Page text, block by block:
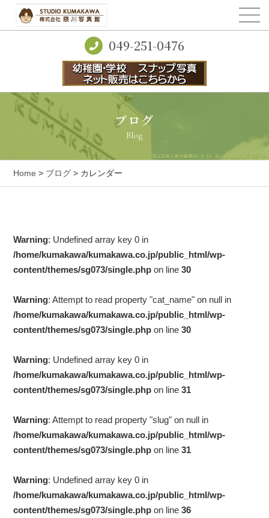
049-251-0476
ブログ
Blog
Home > ブログ > カレンダー
Warning: Undefined array key 0 in
/home/kumakawa/kumakawa.co.jp/public_html/wp-
content/themes/sg073/single.php on line30
Warning: Attempt to read property "cat_name" on null in
/home/kumakawa/kumakawa.co.jp/public_html/wp-
content/themes/sg073/single.php on line30
Warning: Undefined array key 0 in
/home/kumakawa/kumakawa.co.jp/public_html/wp-
content/themes/sg073/single.php on line31
Warning: Attempt to read property "slug" on null in
/home/kumakawa/kumakawa.co.jp/public_html/wp-
content/themes/sg073/single.php on line31
Warning: Undefined array key 0 in
/home/kumakawa/kumakawa.co.jp/public_html/wp-
content/themes/sg073/single.php on line36